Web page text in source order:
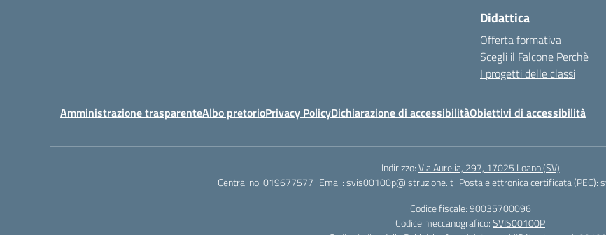
Didattica
Offerta formativa
Scegli il Falcone Perchè
I progetti delle classi
Amministrazione trasparenteAlbo pretorioPrivacy PolicyDichiarazione di accessibilitàObiettivi di accessibilità
Indirizzo:Via Aurelia, 297, 17025 Loano (SV)
Centralino:019677577 Email:svis00100p@istruzione.it Posta elettronica certificata (PEC):
Codice fiscale: 90035700096
Codice meccanografico:SVIS00100P